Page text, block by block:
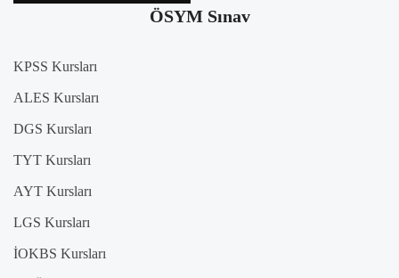
ÖSYM Sınav
KPSS Kursları
ALES Kursları
DGS Kursları
TYT Kursları
AYT Kursları
LGS Kursları
İOKBS Kursları